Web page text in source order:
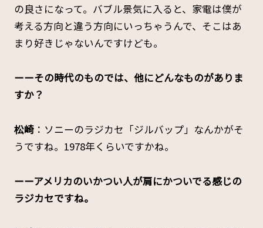
の良さになって。バブル景気に入ると、家電は僕が
考える方向と違う方向にいっちゃうんで、そこはあ
まり好きじゃないんですけども。
ーーその時代のものでは、他にどんなものがありま
すか？
松崎：ソニーのラジカセ「ジルバップ」なんかがそ
うですね。1978年くらいですかね。
ーーアメリカのいかつい人が肩にかついでる感じの
ラジカセですね。